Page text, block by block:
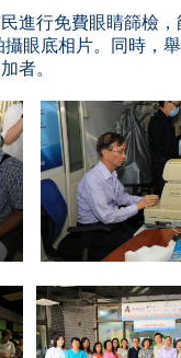
進行免費眼睛篩檢，
眼底相片。同時，
者。